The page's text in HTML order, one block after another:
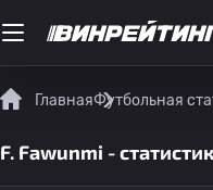
ГлавнаяФутбольная
F. Fawunmi -